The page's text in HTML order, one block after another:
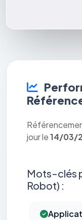
jour le14/03/
Mots-clés
Robot) :